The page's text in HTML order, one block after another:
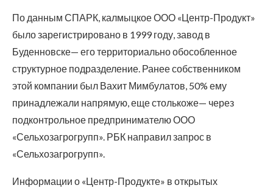
По данным СПАРК, калмыцкое ООО «Центр-Продукт»
было зарегистрировано в 1999 году, завод в
Буденновске— его территориально обособленное
структурное подразделение. Ранее собственником
этой компании был Вахит Мимбулатов, 50% ему
принадлежали напрямую, еще столькоже— через
подконтрольное предпринимателю ООО
«Сельхозагрогрупп». РБК направил запрос в
«Сельхозагрогрупп».
Информации о «Центр-Продукте» в открытых